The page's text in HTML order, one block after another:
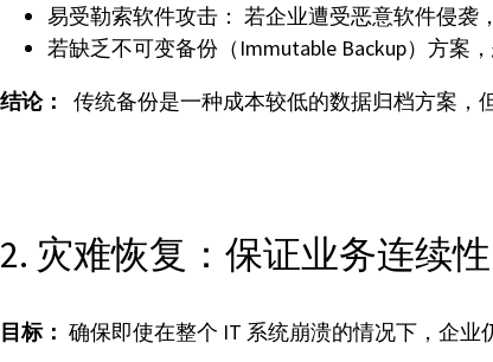
易受勒索软件攻击： 若企业遭受恶意软件侵袭
若缺乏不可变备份（Immutable Backup）方案
结论：
传统备份是一种成本较低的数据归档方案，
2. 灾难恢复：保证业务连续性
目标： 确保即使在整个 IT 系统崩溃的情况下，企业